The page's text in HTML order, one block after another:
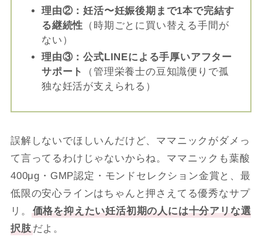
理由②：妊活〜妊娠後期まで1本で完結す
る継続性 （時期ごとに買い替える手間が
ない）
理由③：公式LINEによる手厚いアフター
サポート
（管理栄養士の豆知識便りで孤
独な妊活が支えられる）
誤解しないでほしいんだけど、ママニックがダメっ
て言ってるわけじゃないからね。ママニックも葉酸
400μg・GMP認定・モンドセレクション金賞と、最
低限の安心ラインはちゃんと押さえてる優秀なサプ
リ。
価格を抑えたい妊活初期の人には十分アリな選
択肢だよ。